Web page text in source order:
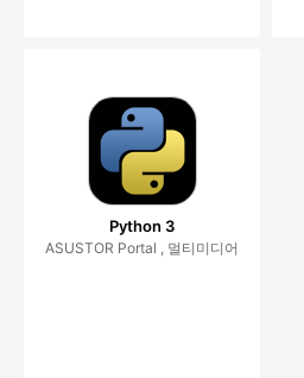
Python 3
ASUSTOR Portal , 멀티미디어